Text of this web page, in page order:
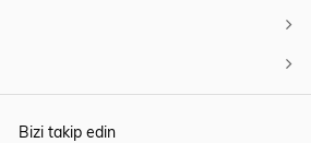
Bizi takip edin